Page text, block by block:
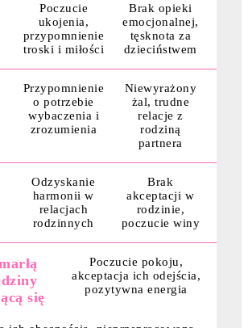
Poczucie
ukojenia,
przypomnienie
troski i miłości
Brak opieki
emocjonalnej,
tęsknota za
dzieciństwem
Przypomnienie
o potrzebie
wybaczenia i
zrozumienia
Niewyrażony
żal, trudne
relacje z
rodziną
partnera
Odzyskanie
harmonii w
relacjach
rodzinnych
Brak
akceptacji w
rodzinie,
poczucie winy
się
Poczucie pokoju,
akceptacja ich odejścia,
pozytywna energia